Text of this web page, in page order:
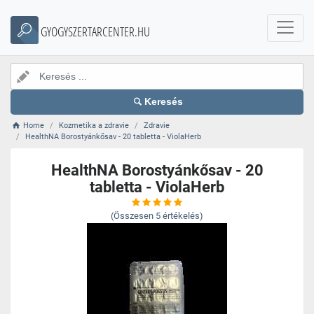
GYOGYSZERTARCENTER.HU
Keresés
Home Kozmetika a zdravie
Zdravie
HealthNA Borostyánkősav - 20 tabletta - ViolaHerb
HealthNA Borostyánkősav - 20
tabletta - ViolaHerb
(Összesen 5 értékelés)